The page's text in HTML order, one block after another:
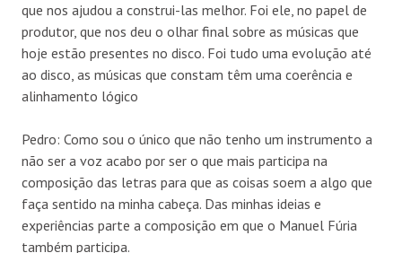
que nos ajudou a construi-las melhor. Foi ele, no papel de
produtor, que nos deu o olhar final sobre as músicas que
hoje estão presentes no disco. Foi tudo uma evolução até
ao disco, as músicas que constam têm uma coerência e
alinhamento lógico
Pedro: Como sou o único que não tenho um instrumento a
não ser a voz acabo por ser o que mais participa na
composição das letras para que as coisas soem a algo que
faça sentido na minha cabeça. Das minhas ideias e
experiências parte a composição em que o Manuel Fúria
também participa.